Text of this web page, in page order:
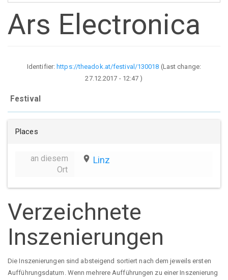
Ars Electronica
Identifier:https://theadok.at/festival/130018 (Last change:
27.12.2017 - 12:47 )
Festival
Places
an diesem
Ort
place Linz
Verzeichnete
Inszenierungen
Die Inszenierungen sind absteigend sortiert nach dem jeweils ersten
Aufführungsdatum. Wenn mehrere Aufführungen zu einer Inszenierung